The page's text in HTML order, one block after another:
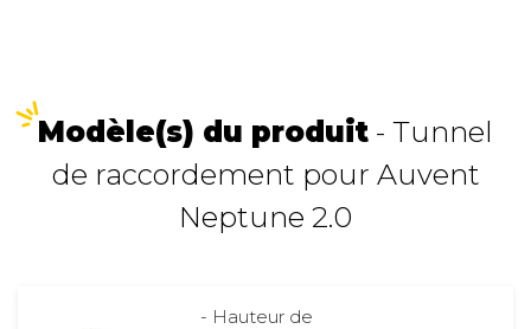
Modèle(s) du produit - Tunnel
de raccordement pour Auvent
Neptune 2.0
- Hauteur de